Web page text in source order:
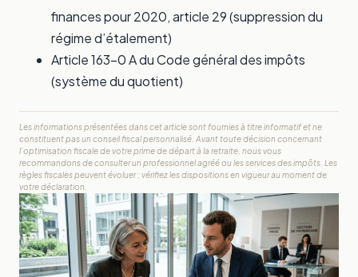
finances pour 2020, article 29 (suppression du
régime d’étalement)
Article 163-0 A du Code général des impôts
(système du quotient)
Les informations présentées dans cet article sont fournies à titre informatif et ne
constituent pas un conseil fiscal personnalisé. Avant toute décision concernant
l’optimisation fiscale de votre prime de départ à la retraite, nous vous
recommandons de consulter un professionnel agréé ou les services des impôts. Les
règles fiscales peuvent évoluer ; vérifiez les dispositions en vigueur au moment de
votre déclaration.